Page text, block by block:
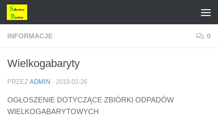
Przejdź do treści
INFORMACJE 0
Wielkogabaryty
PRZEZ ADMIN · 2018-02-26
OGŁOSZENIE DOTYCZĄCE ZBIÓRKI ODPADÓW
WIELKOGABARYTOWYCH